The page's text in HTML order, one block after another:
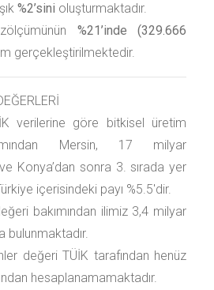
%2’sini oluşturmaktadır.
%21’inde (329.666
gerçekleştirilmektedir.
verilerine göre bitkisel üretim
Mersin, 17 milyar
Konya’dan sonra 3. sırada yer
içerisindeki payı %5.5'dir.
bakımından ilimiz 3,4 milyar
bulunmaktadır.
değeri TÜİK tarafından henüz
hesaplanamamaktadır.